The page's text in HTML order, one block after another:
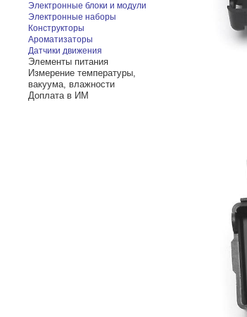
Электронные блоки и модули
Электронные наборы
Конструкторы
Ароматизаторы
Датчики движения
Элементы питания
Измерение температуры,
вакуума, влажности
Доплата в ИМ